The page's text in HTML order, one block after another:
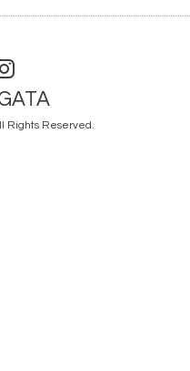
Rights Reserved.